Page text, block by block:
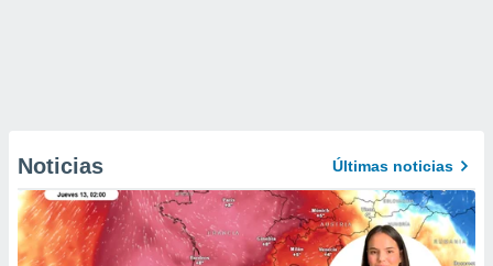
Noticias Últimas noticias